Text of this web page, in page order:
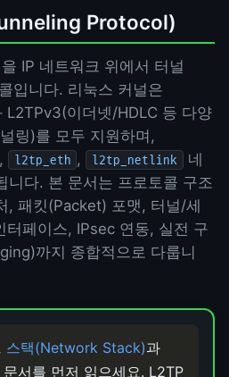
Protocol)
IP 네트워크 위에서 터널
입니다. 리눅스 커널은
L2TPv3(이더넷/HDLC 등 다양
링)를 모두 지원하며,
, l2tp_eth , l2tp_netlink
네
니다. 본 문서는 프로토콜 구조
, 패킷(Packet) 포맷, 터널/세
페이스, IPsec 연동, 실전 구
까지 종합적으로 다룹니
스택(Network Stack)과
문서를 먼저 읽으세요. L2TP